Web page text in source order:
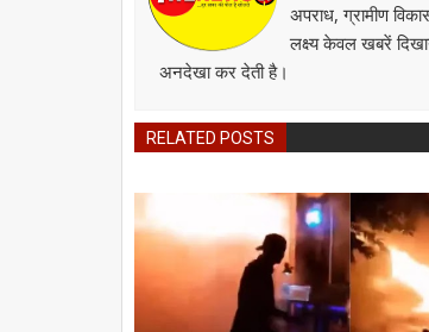
अपराध, ग्रामीण
लक्ष्य केवल खबरें
अनदेखा कर देती है।
RELATED POSTS